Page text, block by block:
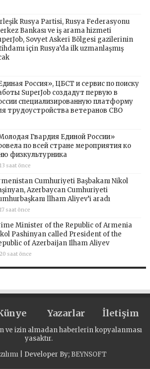
Rusya Partisi, Rusya Federasyonu
Bankası ve iş arama hizmeti
Sovyet Askeri Bölgesi gazilerinin
için Rusya’da ilk uzmanlaşmış
Россия», ЦБСТ и сервис по поиску
SuperJob создадут первую в
специализированную платформу
трудоустройства ветеранов СВО
Гвардия Единой России»
по всей стране мероприятия ко
физкультурника
13 saat önce
Cumhuriyeti Başbakanı Nikol
Azerbaycan Cumhuriyeti
İlham Aliyev’i aradı
17 saat önce
Minister of the Republic of Armenia
Pashinyan called President of the
of Azerbaijan Ilham Aliyev
20 saat önce
Yazarlar İletişim
ve izin almadan haberlerin kopyalanması
yasaktır.
| Developer By; BEYNSOFT